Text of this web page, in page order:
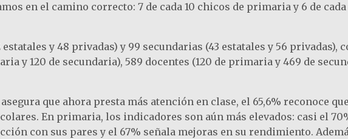
en el camino correcto: 7 de cada 10 chicos de primaria y 6 de cada
y 48 privadas) y 99 secundarias (43 estatales y 56 privadas),
y 120 de secundaria), 589 docentes (120 de primaria y 469 de
que ahora presta más atención en clase, el 65,6% reconoce
En primaria, los indicadores son aún más elevados: casi el
con sus pares y el 67% señala mejoras en su rendimiento.